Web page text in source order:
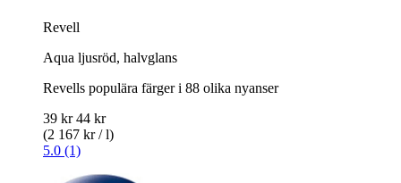
Revell
Aqua ljusröd, halvglans
Revells populära färger i 88 olika nyanser
39 kr 44 kr
(2 167 kr / l)
5.0 (1)